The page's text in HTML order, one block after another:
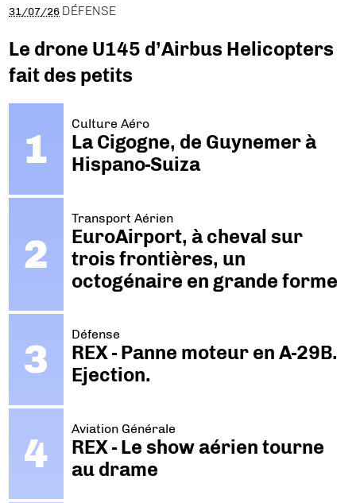
31/07/26 DÉFENSE
Le drone U145 d’Airbus Helicopters
fait des petits
Culture Aéro
La Cigogne, de Guynemer à
Hispano-Suiza
Transport Aérien
EuroAirport, à cheval sur
trois frontières, un
octogénaire en grande forme
Défense
REX - Panne moteur en A-29B.
Ejection.
Aviation Générale
REX - Le show aérien tourne
au drame